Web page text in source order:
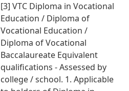
[3] VTC Diploma in Vocational
Education / Diploma of
Vocational Education /
Diploma of Vocational
Baccalaureate Equivalent
qualifications - Assessed by
college / school. 1. Applicable